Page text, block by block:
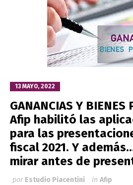
13 MAYO, 2022
GANANCIAS Y BIENES
Afip habilitó las
para las
fiscal 2021. Y
mirar antes de
por Estudio Piacentini in Afip